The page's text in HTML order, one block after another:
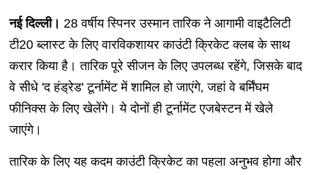
नई दिल्ली। 28 वर्षीय स्पिनर उस्मान तारिक ने आगामी वाइटैलिटी
टी20 ब्लास्ट के लिए वारविकशायर काउंटी क्रिकेट क्लब के साथ
करार किया है। तारिक पूरे सीजन के लिए उपलब्ध रहेंगे, जिसके बाद
वे सीधे 'द हंड्रेड' टूर्नामेंट में शामिल हो जाएंगे, जहां वे बर्मिंघम
फीनिक्स के लिए खेलेंगे। ये दोनों ही टूर्नामेंट एजबेस्टन में खेले
जाएंगे।
तारिक के लिए यह कदम काउंटी क्रिकेट का पहला अनुभव होगा और